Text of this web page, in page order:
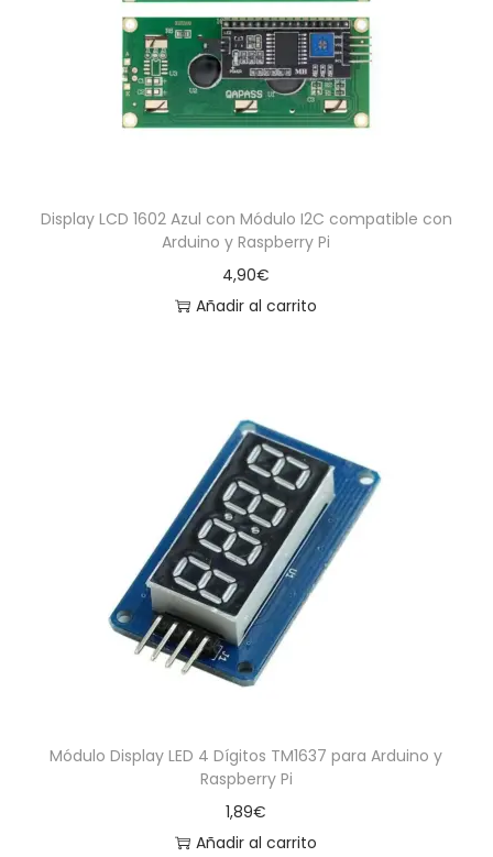
a
c
i
ó
i
d
o
Display LCD 1602 Azul con Módulo I2C compatible con
Arduino y Raspberry Pi
4,90€
Añadir al carrito
Módulo Display LED 4 Dígitos TM1637 para Arduino y
Raspberry Pi
1,89€
Añadir al carrito